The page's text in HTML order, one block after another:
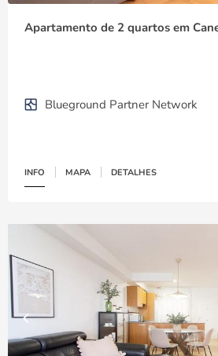
Apartamento de 2 quartos em
Blueground Partner Network
INFO MAPA DETALHES